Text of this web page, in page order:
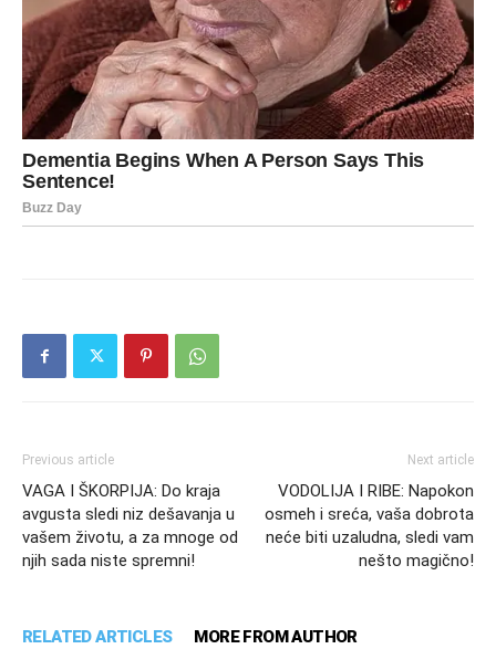
Previous article
VAGA I ŠKORPIJA: Do kraja
avgusta sledi niz dešavanja u
vašem životu, a za mnoge od
njih sada niste spremni!
Next article
VODOLIJA I RIBE: Napokon
osmeh i sreća, vaša dobrota
neće biti uzaludna, sledi vam
nešto magično!
RELATED ARTICLES MORE FROM AUTHOR